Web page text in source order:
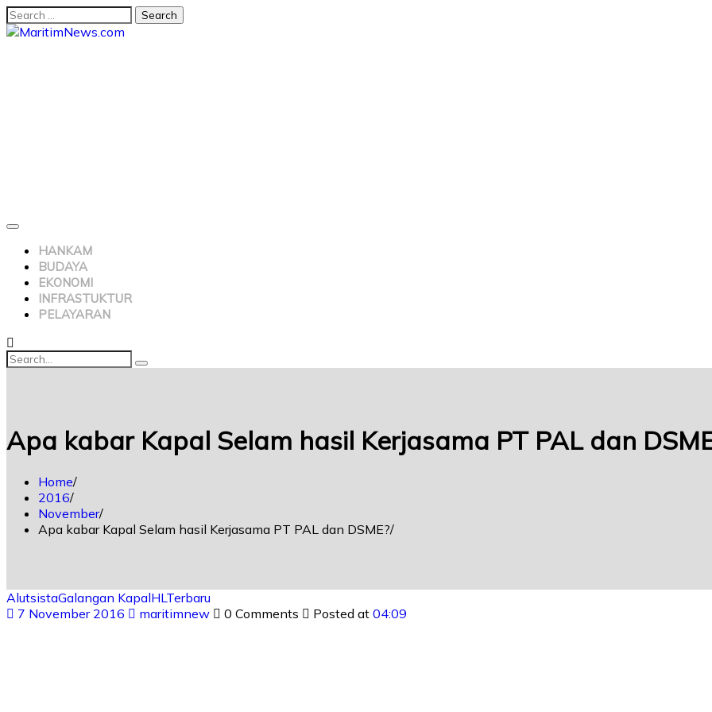
HANKAM
BUDAYA
EKONOMI
INFRASTUKTUR
PELAYARAN
Apa kabar Kapal Selam hasil Kerjasama PT PAL dan
Home
2016
November
Apa kabar Kapal Selam hasil Kerjasama PT PAL dan DSME?
AlutsistaGalangan KapalHL Terbaru
7 November 2016
maritimnew 0 Comments Posted at 04:09